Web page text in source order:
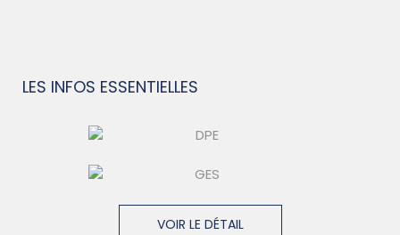
LES INFOS ESSENTIELLES
VOIR LE DÉTAIL